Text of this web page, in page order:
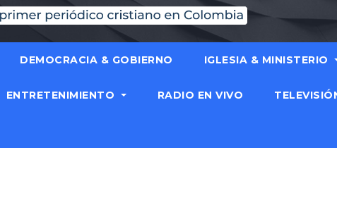
DEMOCRACIA & GOBIERNO IGLESIA & MINISTERIO
ENTRETENIMIENTO RADIO EN VIVO